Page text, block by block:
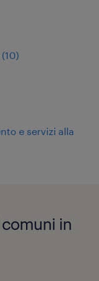
(10)
e servizi alla
in